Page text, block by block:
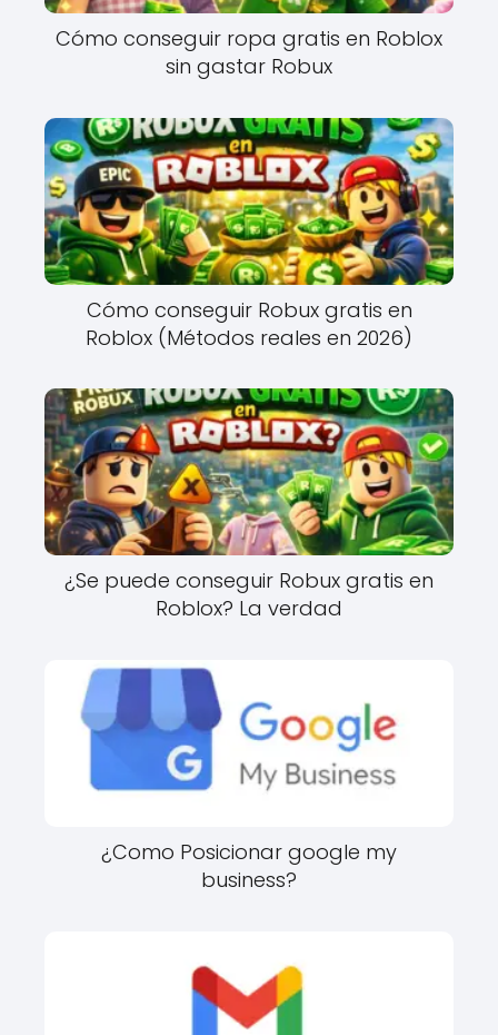
Cómo conseguir ropa gratis en Roblox
sin gastar Robux
Cómo conseguir Robux gratis en
Roblox (Métodos reales en 2026)
¿Se puede conseguir Robux gratis en
Roblox? La verdad
¿Como Posicionar google my
business?